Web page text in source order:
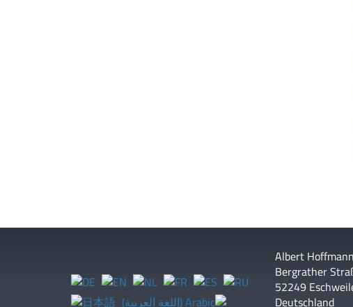
Albert
Bergrather
52249
Deutschland